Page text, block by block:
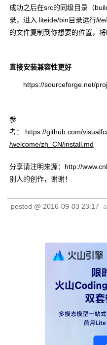
成功之后在src的同级目录（
录，进入 liteide/bin目录运行
的文件复制到你想要的位置，
直接安装兼容性更好
https://sourceforge.net/
参
考： https://github.com/
/welcome/zh_CN/install.md
分享请注明来源：http://
别人的创作，谢谢！
posted @ 2016-09-03 23:17